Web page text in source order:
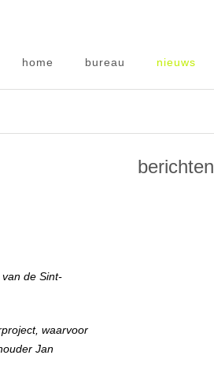
home bureau nieuws
de Sint-
waarvoor
Jan
berichten